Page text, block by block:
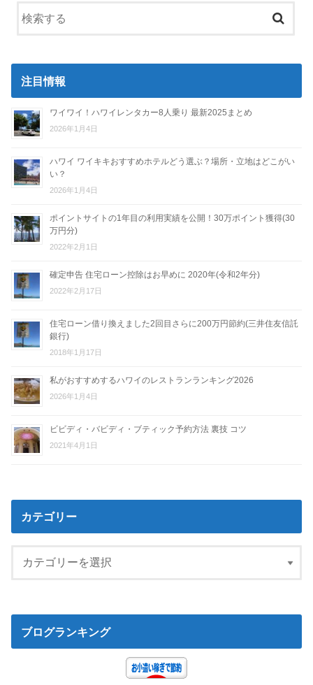
注目情報
ワイワイ！ハワイレンタカー8人乗り 最新2025まとめ
2026年1月4日
ハワイ ワイキキおすすめホテルどう選ぶ？場所・立地はどこがい
い？
2026年1月4日
ポイントサイトの1年目の利用実績を公開！30万ポイント獲得(30
万円分)
2022年2月1日
確定申告 住宅ローン控除はお早めに 2020年(令和2年分)
2022年2月17日
住宅ローン借り換えました2回目さらに200万円節約(三井住友信託
銀行)
2018年1月17日
私がおすすめするハワイのレストランランキング2026
2026年1月4日
ビビディ・バビディ・ブティック予約方法 裏技 コツ
2021年4月1日
カテゴリー
ブログランキング